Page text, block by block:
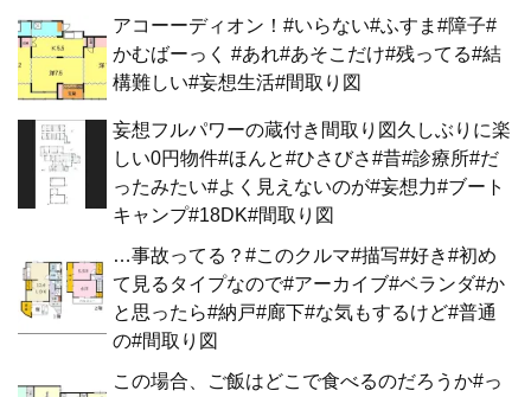
アコーーディオン！#いらない#ふすま#障子#
かむばーっく #あれ#あそこだけ#残ってる#結
構難しい#妄想生活#間取り図
妄想フルパワーの蔵付き間取り図久しぶりに楽
しい0円物件#ほんと#ひさびさ#昔#診療所#だ
ったみたい#よく見えないのが#妄想力#ブート
キャンプ#18DK#間取り図
…事故ってる？#このクルマ#描写#好き#初め
て見るタイプなので#アーカイブ#ベランダ#か
と思ったら#納戸#廊下#な気もするけど#普通
の#間取り図
この場合、ご飯はどこで食べるのだろうか#っ